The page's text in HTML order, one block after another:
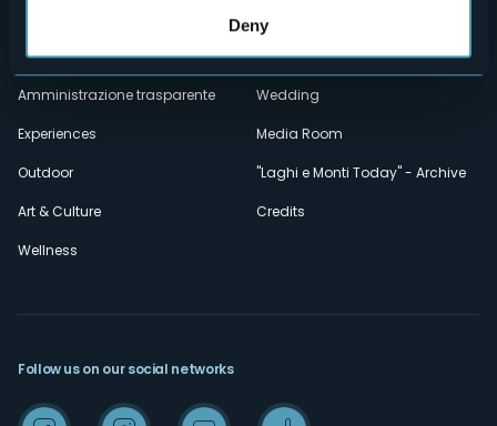
Deny
Cookie Policy
Amministrazione trasparente
Experiences
Outdoor
Art & Culture
Wellness
Mice
Wedding
Media Room
"Laghi e Monti Today" - Archive
Credits
Follow us on our social networks